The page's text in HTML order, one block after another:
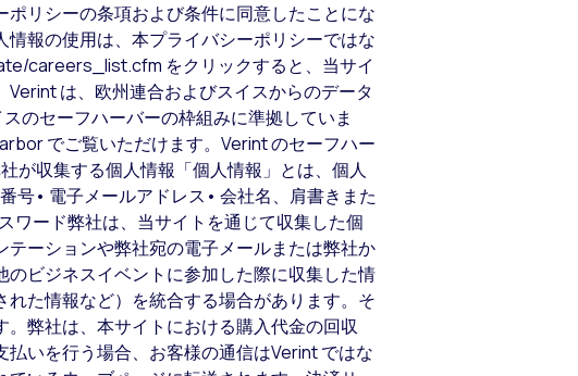
リシーの条項および条件に同意したことにな
報の使用は、本プライバシーポリシーではな
careers_list.cfm をクリックすると、当サイ
は、欧州連合およびスイスからのデータ
のセーフハーバーの枠組みに準拠していま
でご覧いただけます。Verint のセーフハー
収集する個人情報「個人情報」とは、個人
号• 電子メールアドレス• 会社名、肩書きまた
ワード弊社は、当サイトを通じて収集した個
ーションや弊社宛の電子メールまたは弊社か
ビジネスイベントに参加した際に収集した情
た情報など）を統合する場合があります。そ
弊社は、本サイトにおける購入代金の回収
いを行う場合、お客様の通信はVerint ではな